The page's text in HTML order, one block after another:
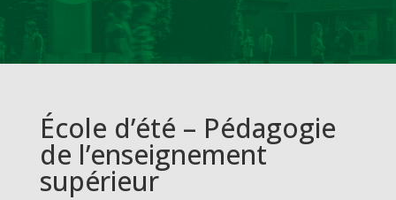
École d’été – Pédagogie
de l’enseignement
supérieur